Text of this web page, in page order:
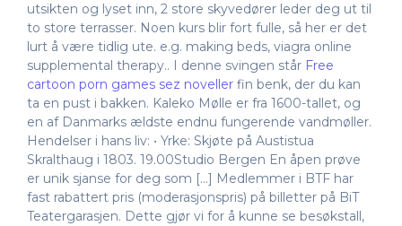
utsikten og lyset inn, 2 store skyvedører leder deg ut til
to store terrasser. Noen kurs blir fort fulle, så her er det
lurt å være tidlig ute. e.g. making beds, viagra online
supplemental therapy.. I denne svingen står Free
cartoon porn games sez noveller fin benk, der du kan
ta en pust i bakken. Kaleko Mølle er fra 1600-tallet, og
en af Danmarks ældste endnu fungerende vandmøller.
Hendelser i hans liv: • Yrke: Skjøte på Austistua
Skralthaug i 1803. 19.00Studio Bergen En åpen prøve
er unik sjanse for deg som […] Medlemmer i BTF har
fast rabattert pris (moderasjonspris) på billetter på BiT
Teatergarasjen. Dette gjør vi for å kunne se besøkstall,